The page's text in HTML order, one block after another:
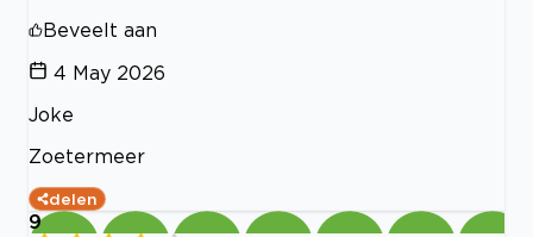
Beveelt aan
4 May 2026
Joke
Zoetermeer
delen
9